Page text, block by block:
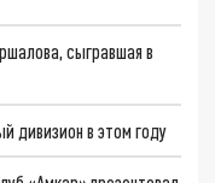
сыгравшая в
дивизион в этом году